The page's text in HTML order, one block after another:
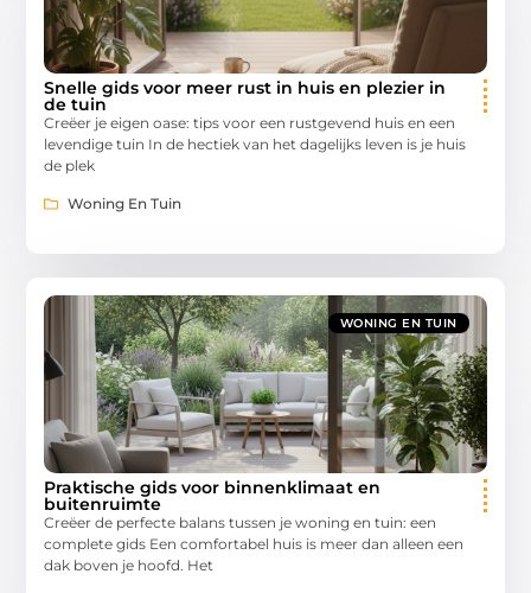
Snelle gids voor meer rust in huis en plezier in
de tuin
Creëer je eigen oase: tips voor een rustgevend huis en een
levendige tuin In de hectiek van het dagelijks leven is je huis
de plek
Woning En Tuin
WONING EN TUIN
Praktische gids voor binnenklimaat en
buitenruimte
Creëer de perfecte balans tussen je woning en tuin: een
complete gids Een comfortabel huis is meer dan alleen een
dak boven je hoofd. Het